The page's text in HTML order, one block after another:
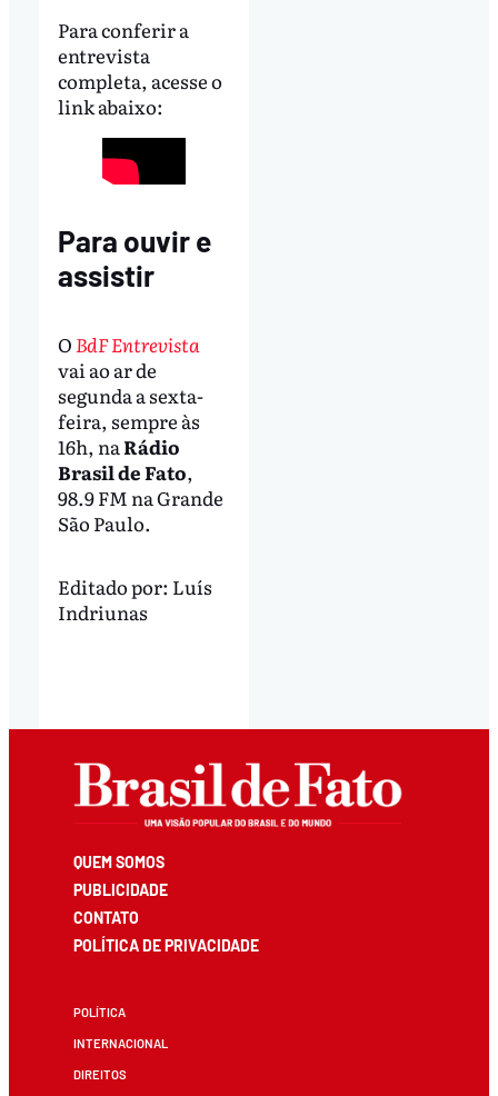
Para conferir a
entrevista
completa, acesse o
link abaixo:
Para ouvir e
assistir
O BdF Entrevista
vai ao ar de
segunda a sexta-
feira, sempre às
16h, naRádio
Brasil de Fato,
98.9 FM na Grande
São Paulo.
Editado por: Luís
Indriunas
QUEM SOMOS
PUBLICIDADE
CONTATO
POLÍTICA DE PRIVACIDADE
POLÍTICA
INTERNACIONAL
DIREITOS